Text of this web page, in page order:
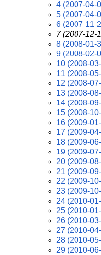
4 (2007-04-
5 (2007-04-
6 (2007-11-
7 (2007-12-
8 (2008-01-
9 (2008-02-
10 (2008-
11 (2008-
12 (2008-
13 (2008-
14 (2008-
15 (2008-
16 (2009-
17 (2009-
18 (2009-
19 (2009-
20 (2009-
21 (2009-
22 (2009-
23 (2009-
24 (2010-
25 (2010-
26 (2010-
27 (2010-
28 (2010-
29 (2010-